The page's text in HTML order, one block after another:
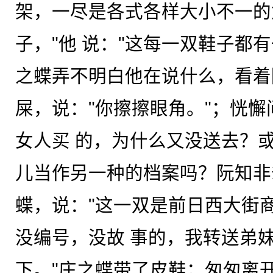
架，一尽是各式各样大小不一
子，"他 说："这每一双鞋子都
之蝶弄不明白他在说什么，看
屎，说："你擦擦眼角。"；恍
女人买 的，为什么又没送去？
儿当作另一种的档案吗？阮知
蝶，说："这一双是前日西大街
没编号，没故 事的，我转送弟